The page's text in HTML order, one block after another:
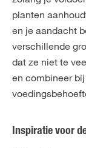
planten
en je aandacht
verschillende
dat ze niet te
en combineer
Inspiratie voor